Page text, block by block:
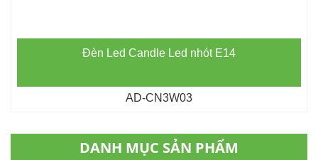
Đèn Led Candle Led nhót E14
AD-CN3W03
DANH MỤC SẢN PHẨM